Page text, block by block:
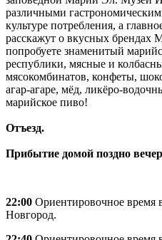
различными
культуре потребления, а
расскажут о вкусных брендах
попробуете знаменитый
республики, мясные и
мясокомбинатов, конфеты,
агар-агаре, мёд, ликёро-
марийское пиво!
Отъезд.
Прибытие домой поздно
22:00 Ориентировочное
Новгород.